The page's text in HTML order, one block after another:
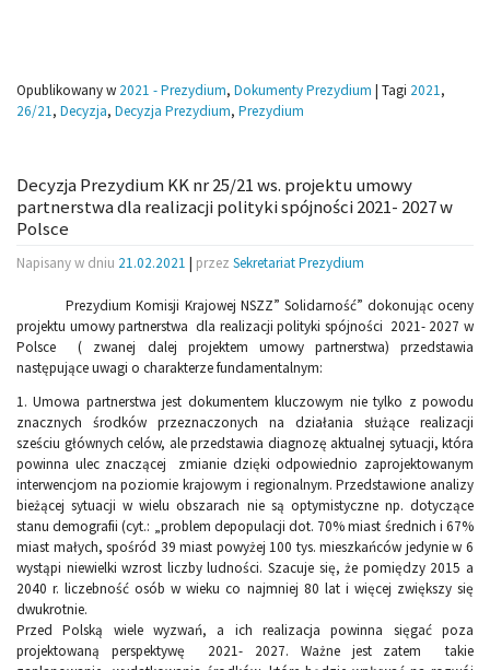
Opublikowany w 2021 - Prezydium, Dokumenty Prezydium Tagi 2021,
26/21, Decyzja, Decyzja Prezydium, Prezydium
Decyzja Prezydium KK nr 25/21 ws. projektu umowy
partnerstwa dla realizacji polityki spójności 2021- 2027 w
Polsce
Napisany w dniu 21.02.2021 przez Sekretariat Prezydium
Prezydium Komisji Krajowej NSZZ” Solidarność” dokonując oceny
projektu umowy partnerstwa dla realizacji polityki spójności 2021- 2027 w
Polsce ( zwanej dalej projektem umowy partnerstwa) przedstawia
następujące uwagi o charakterze fundamentalnym:
1. Umowa partnerstwa jest dokumentem kluczowym nie tylko z powodu
znacznych środków przeznaczonych na działania służące realizacji
sześciu głównych celów, ale przedstawia diagnozę aktualnej sytuacji, która
powinna ulec znaczącej zmianie dzięki odpowiednio zaprojektowanym
interwencjom na poziomie krajowym i regionalnym. Przedstawione analizy
bieżącej sytuacji w wielu obszarach nie są optymistyczne np. dotyczące
stanu demografii (cyt.: „problem depopulacji dot. 70% miast średnich i 67%
miast małych, spośród 39 miast powyżej 100 tys. mieszkańców jedynie w 6
wystąpi niewielki wzrost liczby ludności. Szacuje się, że pomiędzy 2015 a
2040 r. liczebność osób w wieku co najmniej 80 lat i więcej zwiększy się
dwukrotnie.
Przed Polską wiele wyzwań, a ich realizacja powinna sięgać poza
projektowaną perspektywę 2021- 2027. Ważne jest zatem takie